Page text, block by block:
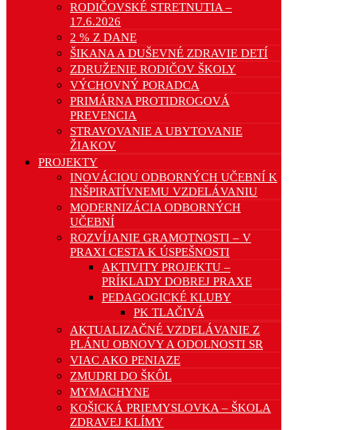
RODIČOVSKÉ STRETNUTIA –
17.6.2026
2 % Z DANE
ŠIKANA A DUŠEVNÉ ZDRAVIE DETÍ
ZDRUŽENIE RODIČOV ŠKOLY
VÝCHOVNÝ PORADCA
PRIMÁRNA PROTIDROGOVÁ
PREVENCIA
STRAVOVANIE A UBYTOVANIE
ŽIAKOV
PROJEKTY
INOVÁCIOU ODBORNÝCH UČEBNÍ K
INŠPIRATÍVNEMU VZDELÁVANIU
MODERNIZÁCIA ODBORNÝCH
UČEBNÍ
ROZVÍJANIE GRAMOTNOSTI – V
PRAXI CESTA K ÚSPEŠNOSTI
AKTIVITY PROJEKTU –
PRÍKLADY DOBREJ PRAXE
PEDAGOGICKÉ KLUBY
PK TLAČIVÁ
AKTUALIZAČNÉ VZDELÁVANIE Z
PLÁNU OBNOVY A ODOLNOSTI SR
VIAC AKO PENIAZE
ZMUDRI DO ŠKÔL
MYMACHYNE
KOŠICKÁ PRIEMYSLOVKA – ŠKOLA
ZDRAVEJ KLÍMY